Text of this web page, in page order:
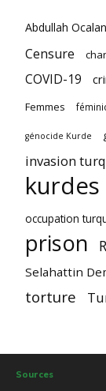
Abdullah Ocalan
Censure
COVID-19
Femmes
génocide Kurde
invasion
kurdes
occupation
prison
Selahattin
torture
Sources